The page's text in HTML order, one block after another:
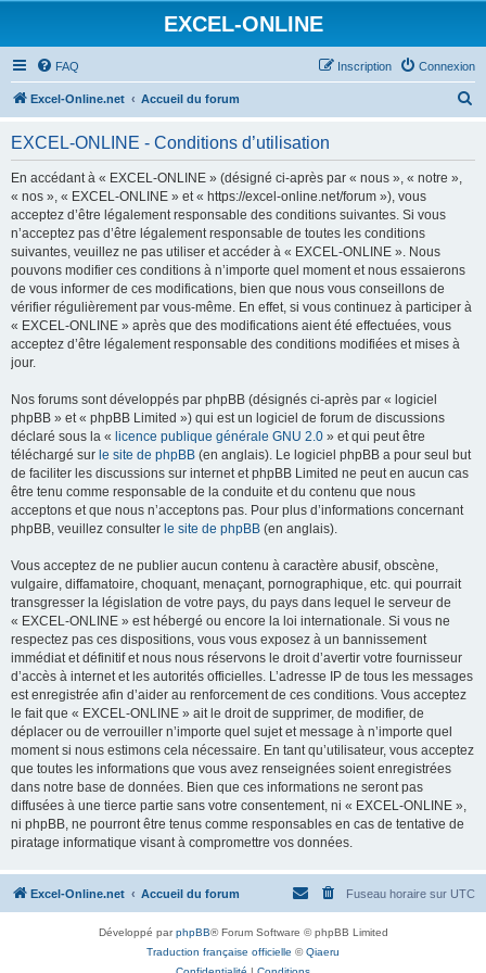
EXCEL-ONLINE
FAQ Connexion
Inscription
Excel-Online.net Accueil du forum
EXCEL-ONLINE - Conditions d’utilisation
En accédant à « EXCEL-ONLINE » (désigné ci-après par « nous », « notre »,
« nos », « EXCEL-ONLINE » et « https://excel-online.net/forum »), vous
acceptez d’être légalement responsable des conditions suivantes. Si vous
n’acceptez pas d’être légalement responsable de toutes les conditions
suivantes, veuillez ne pas utiliser et accéder à « EXCEL-ONLINE ». Nous
pouvons modifier ces conditions à n’importe quel moment et nous essaierons
de vous informer de ces modifications, bien que nous vous conseillons de
vérifier régulièrement par vous-même. En effet, si vous continuez à participer à
« EXCEL-ONLINE » après que des modifications aient été effectuées, vous
acceptez d’être légalement responsable des conditions modifiées et mises à
jour.
Nos forums sont développés par phpBB (désignés ci-après par « logiciel
phpBB » et « phpBB Limited ») qui est un logiciel de forum de discussions
déclaré sous la « licence publique générale GNU 2.0 » et qui peut être
téléchargé sur le site de phpBB (en anglais). Le logiciel phpBB a pour seul but
de faciliter les discussions sur internet et phpBB Limited ne peut en aucun cas
être tenu comme responsable de la conduite et du contenu que nous
acceptons et que nous n’acceptons pas. Pour plus d’informations concernant
phpBB, veuillez consulter le site de phpBB (en anglais).
Vous acceptez de ne publier aucun contenu à caractère abusif, obscène,
vulgaire, diffamatoire, choquant, menaçant, pornographique, etc. qui pourrait
transgresser la législation de votre pays, du pays dans lequel le serveur de
« EXCEL-ONLINE » est hébergé ou encore la loi internationale. Si vous ne
respectez pas ces dispositions, vous vous exposez à un bannissement
immédiat et définitif et nous nous réservons le droit d’avertir votre fournisseur
d’accès à internet et les autorités officielles. L’adresse IP de tous les messages
est enregistrée afin d’aider au renforcement de ces conditions. Vous acceptez
le fait que « EXCEL-ONLINE » ait le droit de supprimer, de modifier, de
déplacer ou de verrouiller n’importe quel sujet et message à n’importe quel
moment si nous estimons cela nécessaire. En tant qu’utilisateur, vous acceptez
que toutes les informations que vous avez renseignées soient enregistrées
dans notre base de données. Bien que ces informations ne seront pas
diffusées à une tierce partie sans votre consentement, ni « EXCEL-ONLINE »,
ni phpBB, ne pourront être tenus comme responsables en cas de tentative de
piratage informatique visant à compromettre vos données.
Excel-Online.net Accueil du forum Fuseau horaire sur UTC
Développé parphpBB® Forum Software © phpBB Limited
Traduction française officielle ©Qiaeru